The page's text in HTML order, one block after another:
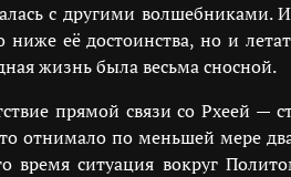
с другими волшебниками.
её достоинства, но и
жизнь была весьма сносной.
прямой связи со Рхеей
отнимало по меньшей мере
ситуация вокруг